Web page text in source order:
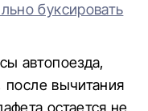
буксировать
автопоезда,
после вычитания
остается не